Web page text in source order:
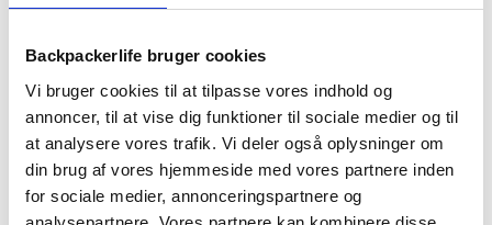
Backpackerlife bruger cookies
Vi bruger cookies til at tilpasse vores indhold og
annoncer, til at vise dig funktioner til sociale medier og til
at analysere vores trafik. Vi deler også oplysninger om
din brug af vores hjemmeside med vores partnere inden
for sociale medier, annonceringspartnere og
BESKRIVELSE
YDERLIGERE INFORMATION
BRAND
FAQ
Universel prop til håndvask, som for eksempel er velegnet i
tilfælde af at et bad i en håndvask bliver nødvendigt, eller ved
en simpel tøjvask.